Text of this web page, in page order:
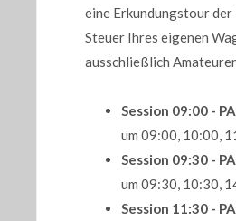
eine Erkundungstour der
Steuer Ihres eigenen
ausschließlich
Session 09:00 -
um 09:00, 10:00,
Session 09:30 -
um 09:30, 10:30,
Session 11:30 -